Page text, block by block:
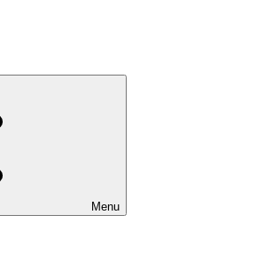
Menu